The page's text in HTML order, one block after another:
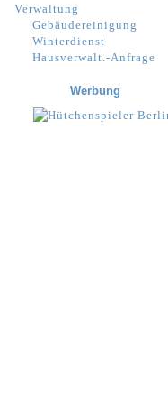
Verwaltung
Gebäudereinigung
Winterdienst
Hausverwalt.-Anfrage
Werbung